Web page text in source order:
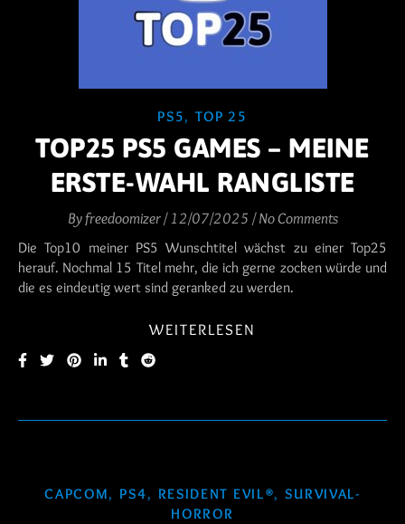
PS5,TOP 25
TOP25 PS5 GAMES – MEINE
ERSTE-WAHL RANGLISTE
Byfreedoomizer/ 12/07/2025 / No Comments
Die Top10 meiner PS5 Wunschtitel wächst zu einer Top25
herauf. Nochmal 15 Titel mehr, die ich gerne zocken würde und
die es eindeutig wert sind geranked zu werden.
WEITERLESEN
CAPCOM, PS4, RESIDENT EVIL®,SURVIVAL-
HORROR